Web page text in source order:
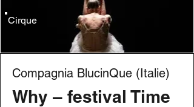
Cirque
Compagnia BlucinQue (Italie)
Why – festival Time